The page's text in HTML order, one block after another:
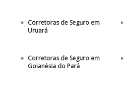
Corretoras de Seguro em
Uruará
Corretoras de Seguro em
Goianésia do Pará